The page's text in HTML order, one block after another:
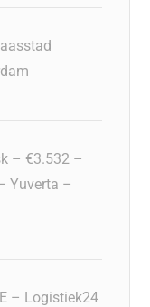
– €3.532 –
Yuverta –
– Logistiek24